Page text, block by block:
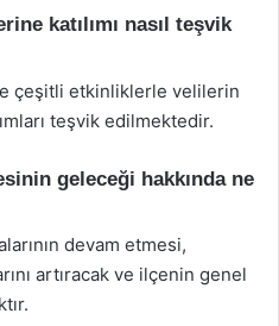
katılımı nasıl teşvik
çeşitli etkinliklerle velilerin
teşvik edilmektedir.
geleceği hakkında ne
devam etmesi,
artıracak ve ilçenin genel